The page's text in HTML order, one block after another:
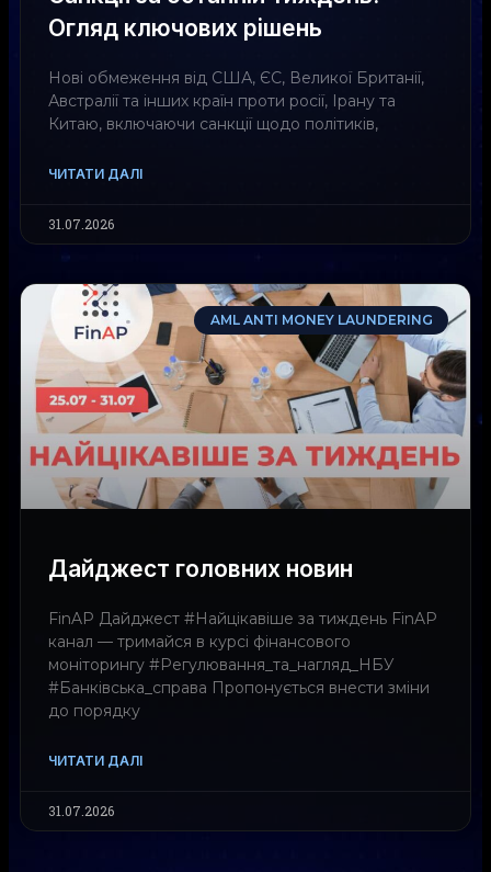
Огляд ключових рішень
Нові обмеження від США, ЄС, Великої Британії,
Австралії та інших країн проти росії, Ірану та
Китаю, включаючи санкції щодо політиків,
ЧИТАТИ ДАЛІ
31.07.2026
AML ANTI MONEY LAUNDERING
Дайджест головних новин
FinAP Дайджест #Найцікавіше за тиждень FinAP
канал — тримайся в курсі фінансового
моніторингу #Регулювання_та_нагляд_НБУ
#Банківська_справа Пропонується внести зміни
до порядку
ЧИТАТИ ДАЛІ
31.07.2026